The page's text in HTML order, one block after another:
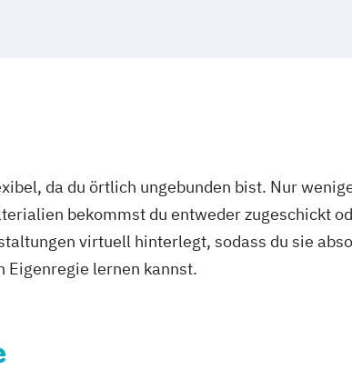
da du örtlich ungebunden bist. Nur
bekommst du entweder zugeschickt
virtuell hinterlegt, sodass du sie
Eigenregie lernen kannst.